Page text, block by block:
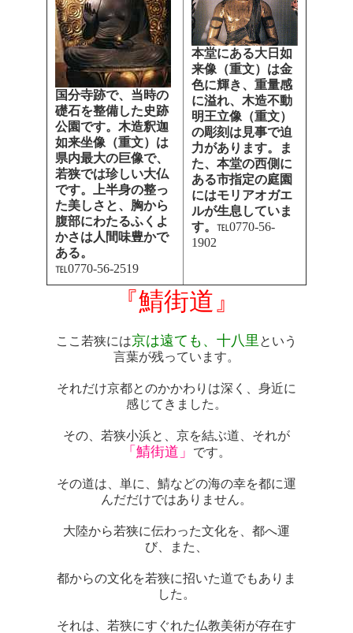
国分寺跡で、当時の
礎石を整備した史跡
公園です。木造釈迦
如来坐像（重文）は
県内最大の巨像で、
若狭では珍しい大仏
です。上半身の整っ
た美しさと、胸から
腹部にわたるふくよ
かさは人間味豊かで
ある。
℡0770-56-2519
本堂にある大日如
来像（重文）は金
色に輝き、重量感
に溢れ、木造不動
明王立像（重文）
の彫刻は見事で迫
力があります。ま
た、本堂の西側に
ある市指定の庭園
にはモリアオガエ
ルが生息していま
す。 ℡0770-56-
1902
『鯖街道』
ここ若狭には京は遠ても、十八里 という
言葉が残っています。
それだけ京都とのかかわりは深く、身近に
感じてきました。
その、若狭小浜と、京を結ぶ道、それが
「鯖街道」 です。
その道は、単に、鯖などの海の幸を都に運
んだだけではありません。
大陸から若狭に伝わった文化を、都へ運
び、また、
都からの文化を若狭に招いた道でもありま
した。
それは、若狭にすぐれた仏教美術が存在す